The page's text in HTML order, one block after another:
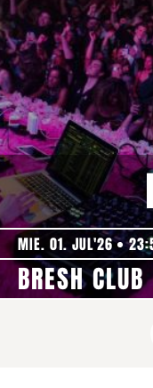
MIE. 01. JUL'26
BRESH CLUB